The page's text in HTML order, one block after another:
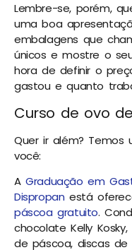
Lembre-se, porém,
uma boa
embalagens que
únicos e mostre o
hora de definir o
gastou e quanto
Curso de ovo
Quer ir além? Temos
você:
AGraduação em
Dispropan está
páscoa gratuito.
chocolate Kelly
de páscoa, discas